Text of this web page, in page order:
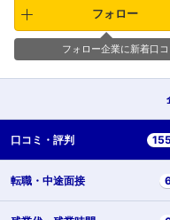
フォロー
フォロー企業に新着口
口コミ・ 評判 155
転職・ 中途面接